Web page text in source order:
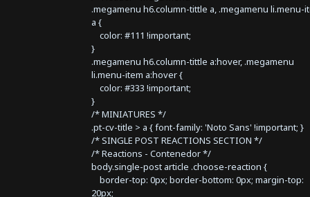
.megamenu h6.column-tittle a, .megamenu li.menu-
a {
color: #111 !important;
}
.megamenu h6.column-tittle a:hover, .megamenu
li.menu-item a:hover {
color: #333 !important;
}
/* MINIATURES */
.pt-cv-title > a { font-family: 'Noto Sans' !important; }
/* SINGLE POST REACTIONS SECTION */
/* Reactions - Contenedor */
body.single-post article .choose-reaction {
border-top: 0px; border-bottom: 0px; margin-top:
20px;